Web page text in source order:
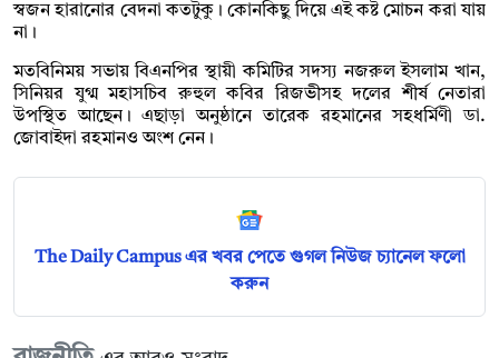
স্বজন হারানোর বেদনা কতটুকু। কোনকিছু দিয়ে এই কষ্ট মোচন করা যায়
না।
মতবিনিময় সভায় বিএনপির স্থায়ী কমিটির সদস্য নজরুল ইসলাম খান,
সিনিয়র যুগ্ম মহাসচিব রুহুল কবির রিজভীসহ দলের শীর্ষ নেতারা
উপস্থিত আছেন। এছাড়া অনুষ্ঠানে তারেক রহমানের সহধর্মিণী ডা.
জোবাইদা রহমানও অংশ নেন।
The Daily Campus এর খবর পেতে গুগল নিউজ চ্যানেল ফলো
করুন